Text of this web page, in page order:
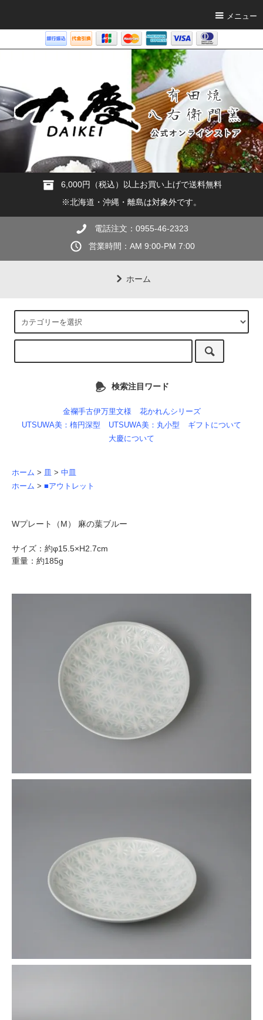
メニュー
6,000円（税込）以上お買い上げで送料無料
※北海道・沖縄・離島は対象外です。
電話注文：0955-46-2323
営業時間：AM 9:00-PM 7:00
ホーム
検索注目ワード
金襴手古伊万里文様
花かれんシリーズ
UTSUWA美：楕円深型
UTSUWA美：丸小型
ギフトについて
大慶について
ホーム > > 中皿
ホーム > ■アウトレット
Wプレート（M） 麻の葉ブルー
サイズ：約φ15.5×H2.7cm
重量：約185g